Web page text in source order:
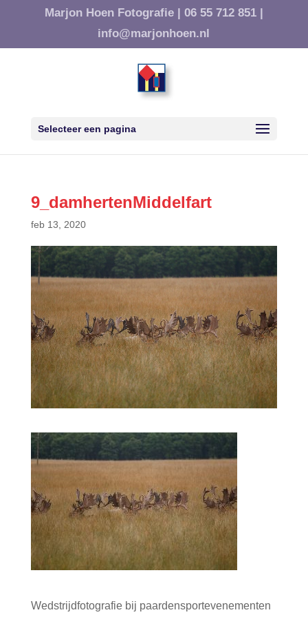
Marjon Hoen Fotografie | 06 55 712 851 |
info@marjonhoen.nl
Selecteer een pagina
9_damhertenMiddelfart
feb 13, 2020
Wedstrijdfotografie bij paardensportevenementen